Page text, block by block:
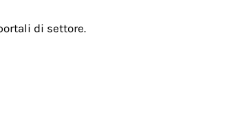
di settore.